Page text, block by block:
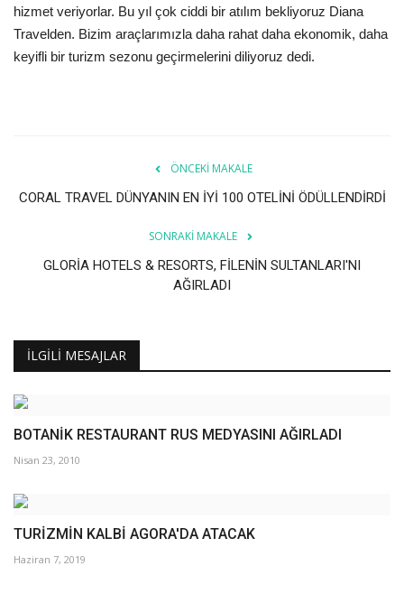
hizmet veriyorlar. Bu yıl çok ciddi bir atılım bekliyoruz Diana
Travelden. Bizim araçlarımızla daha rahat daha ekonomik, daha
keyifli bir turizm sezonu geçirmelerini diliyoruz dedi.
ÖNCEKI MAKALE
CORAL TRAVEL DÜNYANIN EN İYİ 100 OTELİNİ ÖDÜLLENDİRDİ
SONRAKI MAKALE
GLORİA HOTELS & RESORTS, FİLENİN SULTANLARI'NI
AĞIRLADI
İLGILI MESAJLAR
BOTANİK RESTAURANT RUS MEDYASINI AĞIRLADI
Nisan 23, 2010
TURİZMİN KALBİ AGORA'DA ATACAK
Haziran 7, 2019